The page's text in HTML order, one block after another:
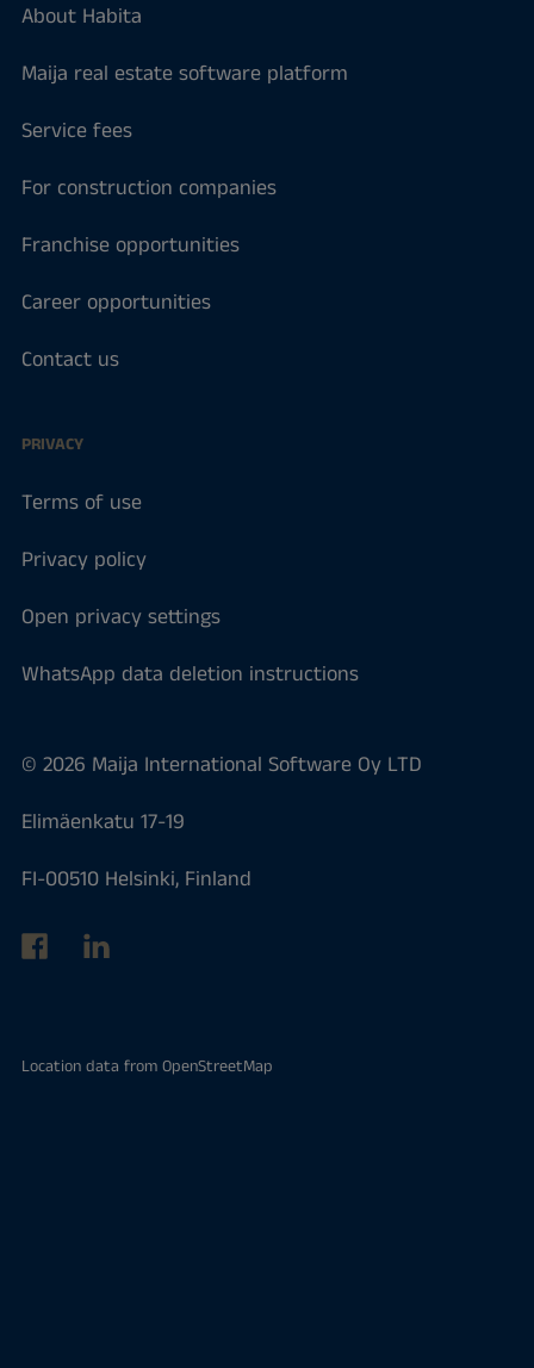
About Habita
Maija real estate software platform
Service fees
For construction companies
Franchise opportunities
Career opportunities
Contact us
PRIVACY
Terms of use
Privacy policy
Open privacy settings
WhatsApp data deletion instructions
© 2026 Maija International Software Oy LTD
Elimäenkatu 17-19
FI-00510 Helsinki, Finland
Location data from OpenStreetMap